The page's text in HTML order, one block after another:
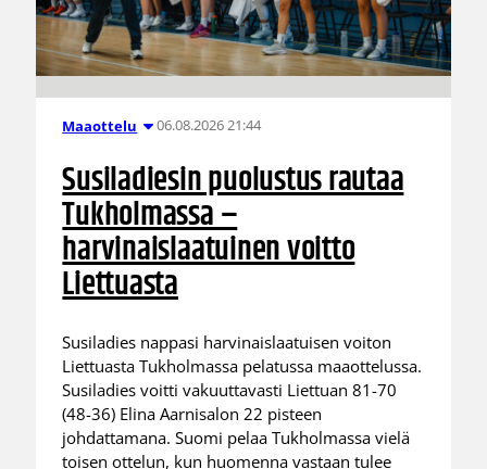
Maaottelu 06.08.2026 21:44
Susiladiesin puolustus rautaa
Tukholmassa –
harvinaislaatuinen voitto
Liettuasta
Susiladies nappasi harvinaislaatuisen voiton
Liettuasta Tukholmassa pelatussa maaottelussa.
Susiladies voitti vakuuttavasti Liettuan 81-70
(48-36) Elina Aarnisalon 22 pisteen
johdattamana. Suomi pelaa Tukholmassa vielä
toisen ottelun, kun huomenna vastaan tulee